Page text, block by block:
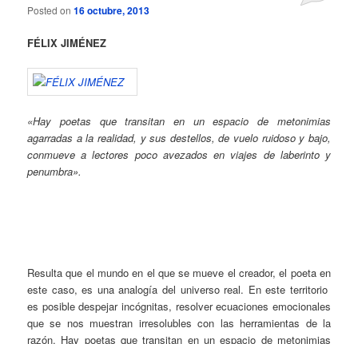
Posted on16 octubre, 2013
FÉLIX JIMÉNEZ
«Hay poetas que transitan en un espacio de metonimias
agarradas a la realidad, y sus destellos, de vuelo ruidoso y bajo,
conmueve a lectores poco avezados en viajes de laberinto y
penumbra».
Resulta que el mundo en el que se mueve el creador, el poeta en
este caso, es una analogía del universo real. En este territorio
es posible despejar incógnitas, resolver ecuaciones emocionales
que se nos muestran irresolubles con las herramientas de la
razón. Hay poetas que transitan en un espacio de metonimias